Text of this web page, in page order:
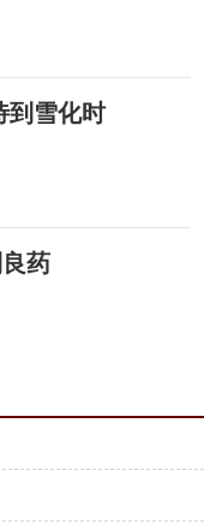
到雪化时
药